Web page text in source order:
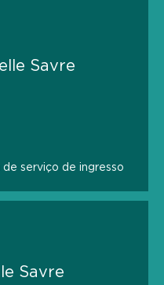
Savre
de serviço de ingresso
Savre